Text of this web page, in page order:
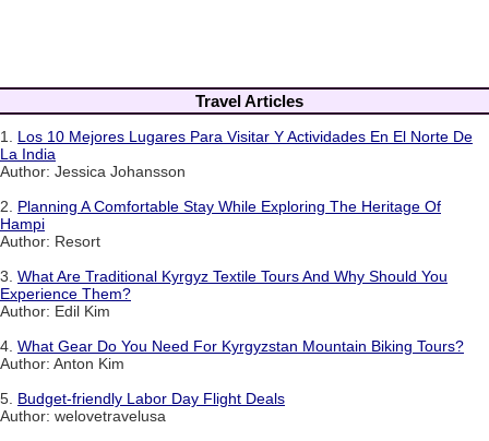
Travel Articles
1. Los 10 Mejores Lugares Para Visitar Y Actividades En El Norte De
La India
Author: Jessica Johansson
2. Planning A Comfortable Stay While Exploring The Heritage Of
Hampi
Author: Resort
3. What Are Traditional Kyrgyz Textile Tours And Why Should You
Experience Them?
Author: Edil Kim
4. What Gear Do You Need For Kyrgyzstan Mountain Biking Tours?
Author: Anton Kim
5. Budget-friendly Labor Day Flight Deals
Author: welovetravelusa